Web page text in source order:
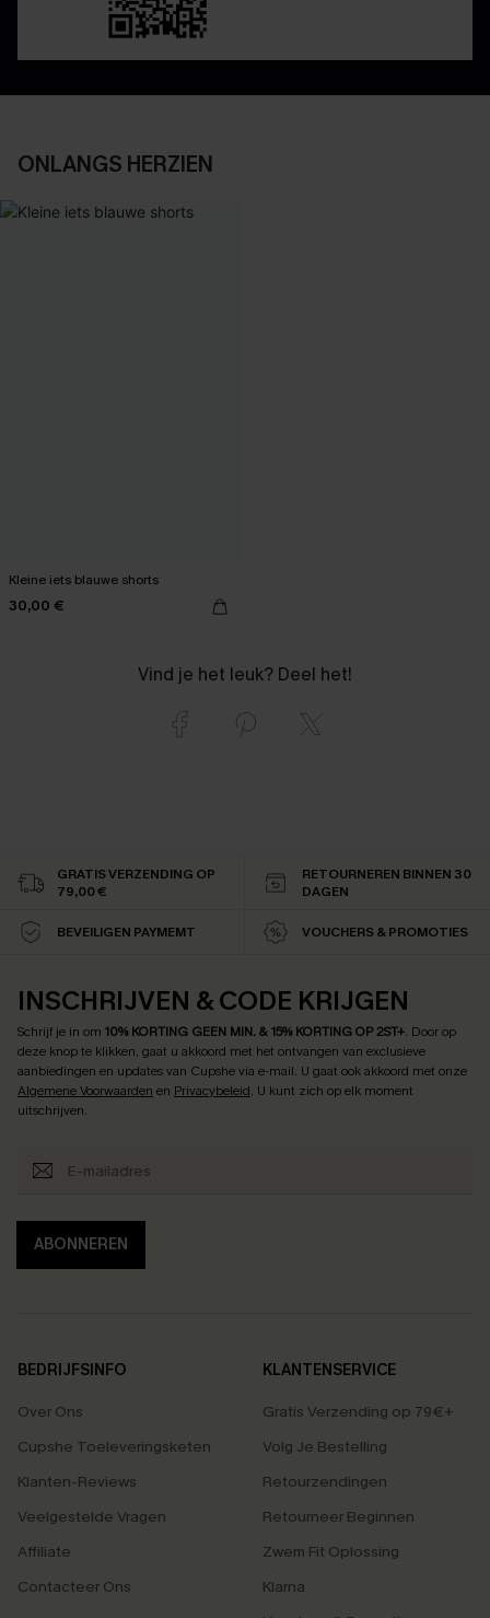
ONLANGS HERZIEN
Kleine iets blauwe shorts
30,00 €
Vind je het leuk? Deel het!
GRATIS VERZENDING OP
79,00 €
RETOURNEREN BINNEN 30
DAGEN
BEVEILIGEN PAYMEMT VOUCHERS & PROMOTIES
INSCHRIJVEN & CODE KRIJGEN
Schrijf je in om 10% KORTING GEEN MIN. & 15% KORTING OP 2ST+. Door op
deze knop te klikken, gaat u akkoord met het ontvangen van exclusieve
aanbiedingen en updates van Cupshe via e-mail. U gaat ook akkoord met onze
Algemene Voorwaarden en Privacybeleid. U kunt zich op elk moment
uitschrijven.
ABONNEREN
BEDRIJFSINFO
Over Ons
Cupshe Toeleveringsketen
Klanten-Reviews
Veelgestelde Vragen
Affiliate
Contacteer Ons
KLANTENSERVICE
Gratis Verzending op 79€+
Volg Je Bestelling
Retourzendingen
Retourneer Beginnen
Zwem Fit Oplossing
Klarna